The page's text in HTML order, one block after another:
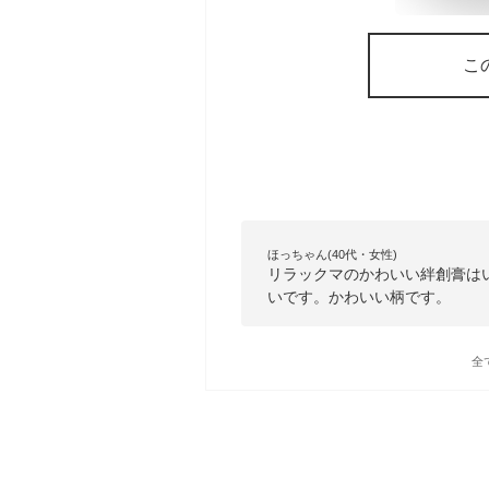
こ
ほっちゃん(40代・女性)
リラックマのかわいい絆創膏
いです。かわいい柄です。
全